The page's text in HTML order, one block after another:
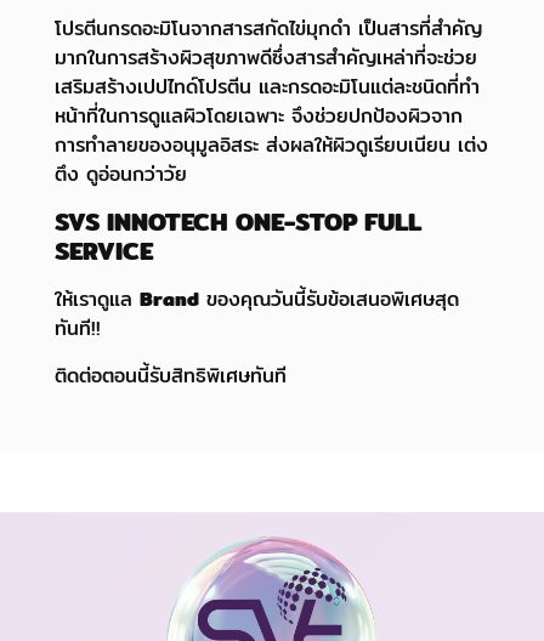
โปรตีนกรดอะมิโนจากสารสกัดไข่มุกดำ เป็นสารที่สำคัญ
มากในการสร้างผิวสุขภาพดีซึ่งสารสำคัญเหล่าที่จะช่วย
เสริมสร้างเปปไทด์โปรตีน และกรดอะมิโนแต่ละชนิดที่ทำ
หน้าที่ในการดูแลผิวโดยเฉพาะ จึงช่วยปกป้องผิวจาก
การทำลายของอนุมูลอิสระ ส่งผลให้ผิวดูเรียบเนียน เต่ง
ตึง ดูอ่อนกว่าวัย
SVS INNOTECH ONE-STOP FULL
SERVICE
ให้เราดูแล Brand ของคุณวันนี้รับข้อเสนอพิเศษสุด
ทันที!!
ติดต่อตอนนี้รับสิทธิพิเศษทันที